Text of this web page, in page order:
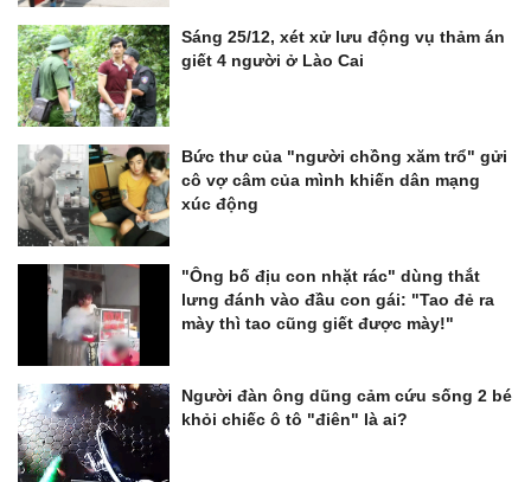
Sáng 25/12, xét xử lưu động vụ thảm án
giết 4 người ở Lào Cai
Bức thư của "người chồng xăm trổ" gửi
cô vợ câm của mình khiến dân mạng
xúc động
"Ông bố địu con nhặt rác" dùng thắt
lưng đánh vào đầu con gái: "Tao đẻ ra
mày thì tao cũng giết được mày!"
Người đàn ông dũng cảm cứu sống 2 bé
khỏi chiếc ô tô "điên" là ai?